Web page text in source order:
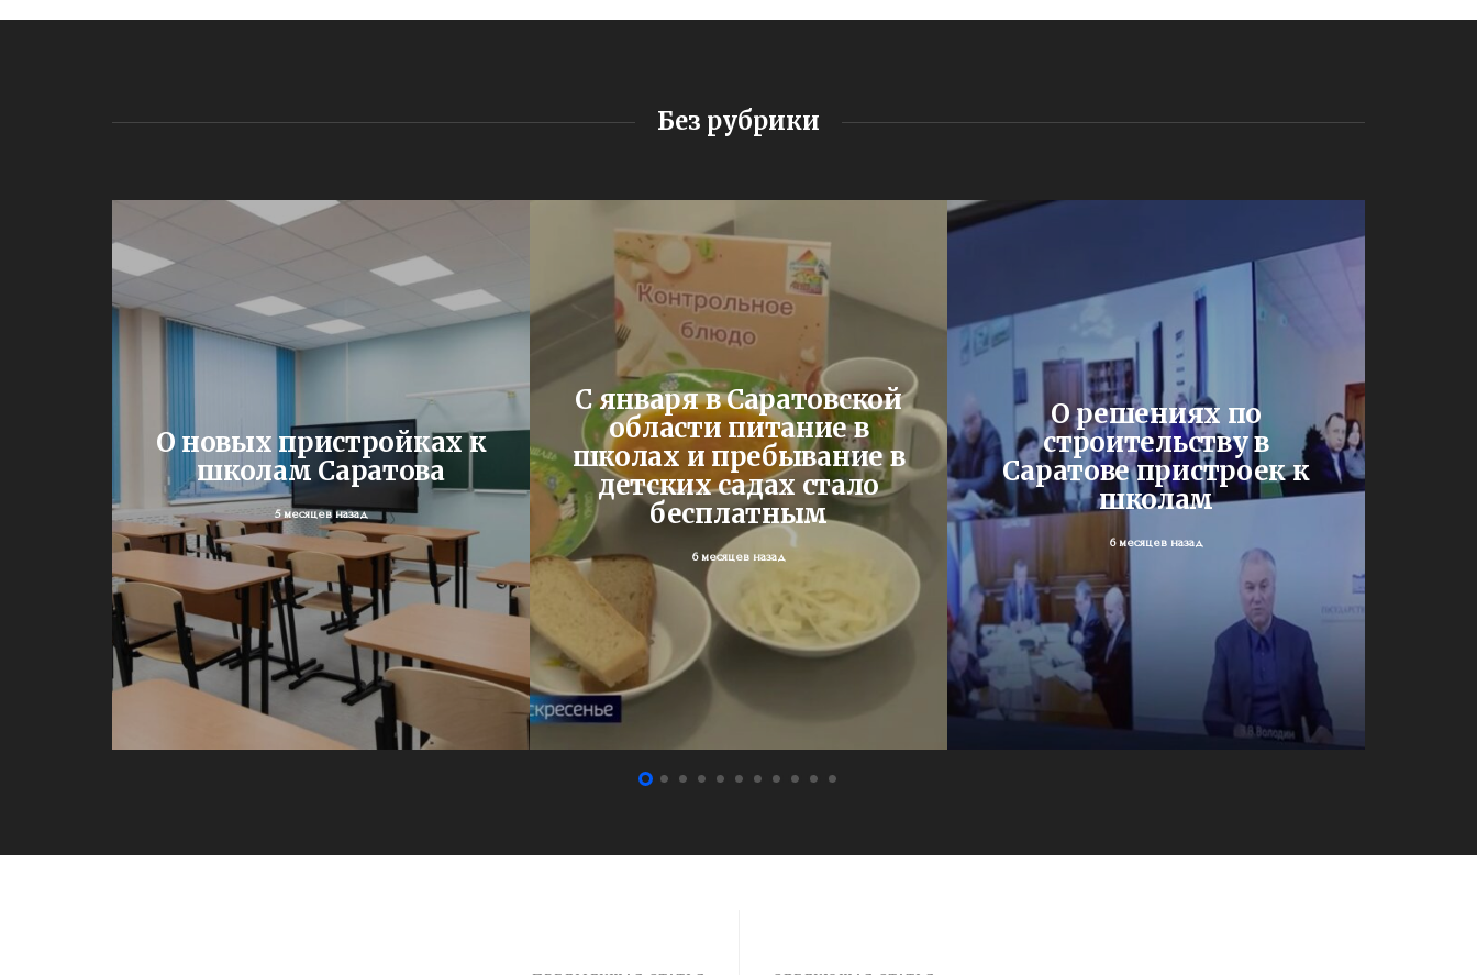
Без рубрики
О новых пристройках к
школам Саратова
5 месяцев назад
С января в Саратовской
области питание в
школах и пребывание в
детских садах стало
бесплатным
6 месяцев назад
О решениях по
строительству в
Саратове пристроек к
школам
6 месяцев назад